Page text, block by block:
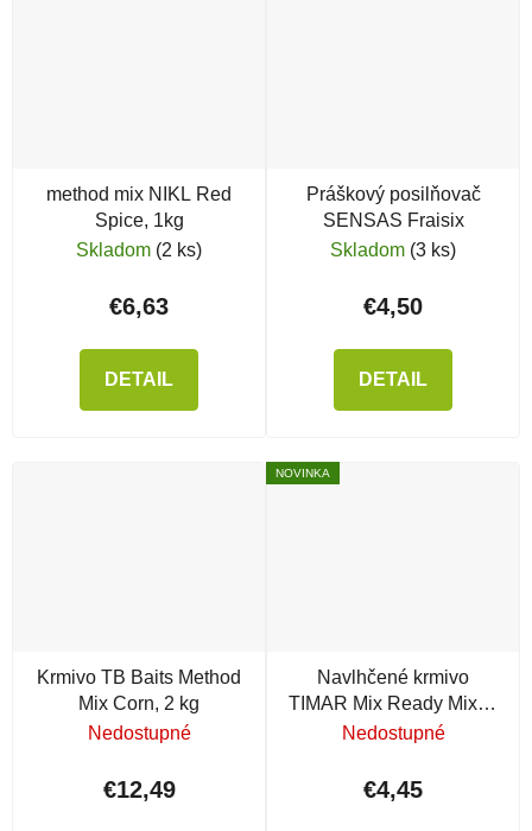
method mix NIKL Red
Spice, 1kg
Skladom (2 ks)
€6,63
DETAIL
Práškový posilňovač
SENSAS Fraisix
Skladom (3 ks)
€4,50
DETAIL
Krmivo TB Baits Method
Mix Corn, 2 kg
Nedostupné
€12,49
NOVINKA
Navlhčené krmivo
TIMAR Mix Ready Mix, 1
kg
Nedostupné
€4,45